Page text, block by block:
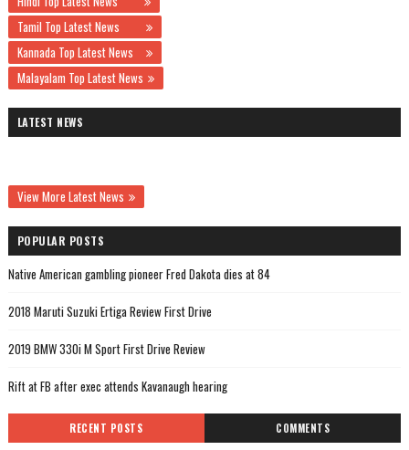
Tamil Top Latest News
Kannada Top Latest News
Malayalam Top Latest News
LATEST NEWS
View More Latest News
POPULAR POSTS
Native American gambling pioneer Fred Dakota dies at 84
2018 Maruti Suzuki Ertiga Review First Drive
2019 BMW 330i M Sport First Drive Review
Rift at FB after exec attends Kavanaugh hearing
RECENT POSTS COMMENTS